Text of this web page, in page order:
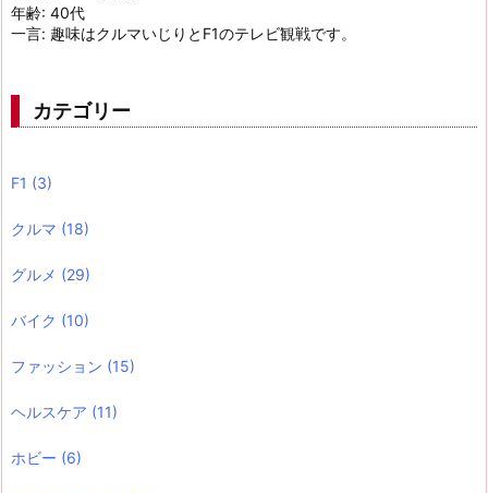
年齢: 40代
一言: 趣味はクルマいじりとF1のテレビ観戦です。
カテゴリー
F1 (3)
クルマ (18)
グルメ (29)
バイク (10)
ファッション (15)
ヘルスケア (11)
ホビー (6)